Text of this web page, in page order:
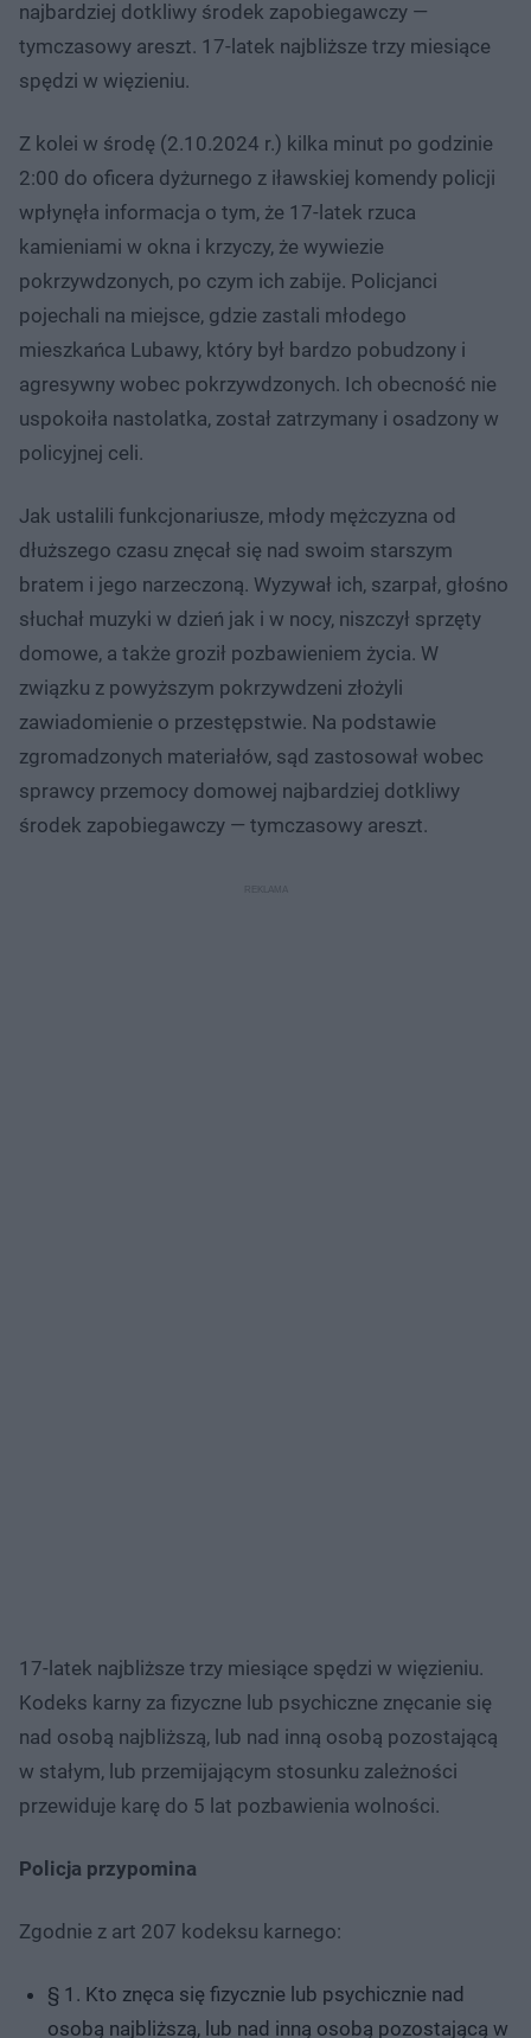
najbardziej dotkliwy środek zapobiegawczy —
tymczasowy areszt. 17-latek najbliższe trzy miesiące
spędzi w więzieniu.
Z kolei w środę (2.10.2024 r.) kilka minut po godzinie
2:00 do oficera dyżurnego z iławskiej komendy policji
wpłynęła informacja o tym, że 17-latek rzuca
kamieniami w okna i krzyczy, że wywiezie
pokrzywdzonych, po czym ich zabije. Policjanci
pojechali na miejsce, gdzie zastali młodego
mieszkańca Lubawy, który był bardzo pobudzony i
agresywny wobec pokrzywdzonych. Ich obecność nie
uspokoiła nastolatka, został zatrzymany i osadzony w
policyjnej celi.
Jak ustalili funkcjonariusze, młody mężczyzna od
dłuższego czasu znęcał się nad swoim starszym
bratem i jego narzeczoną. Wyzywał ich, szarpał, głośno
słuchał muzyki w dzień jak i w nocy, niszczył sprzęty
domowe, a także groził pozbawieniem życia. W
związku z powyższym pokrzywdzeni złożyli
zawiadomienie o przestępstwie. Na podstawie
zgromadzonych materiałów, sąd zastosował wobec
sprawcy przemocy domowej najbardziej dotkliwy
środek zapobiegawczy — tymczasowy areszt.
17-latek najbliższe trzy miesiące spędzi w więzieniu.
Kodeks karny za fizyczne lub psychiczne znęcanie się
nad osobą najbliższą, lub nad inną osobą pozostającą
w stałym, lub przemijającym stosunku zależności
przewiduje karę do 5 lat pozbawienia wolności.
Policja przypomina
Zgodnie z art 207 kodeksu karnego:
§ 1. Kto znęca się fizycznie lub psychicznie nad
osobą najbliższą, lub nad inną osobą pozostającą w